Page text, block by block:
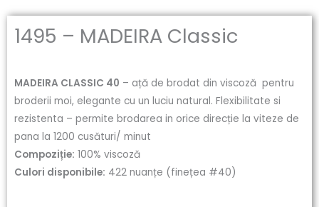
1495 – MADEIRA Classic
MADEIRA CLASSIC 40 – ață de brodat din viscoză pentru
broderii moi, elegante cu un luciu natural. Flexibilitate si
rezistenta – permite brodarea in orice direcție la viteze de
pana la 1200 cusături/ minut
Compoziție: 100% viscoză
Culori disponibile: 422 nuanțe (finețea #40)